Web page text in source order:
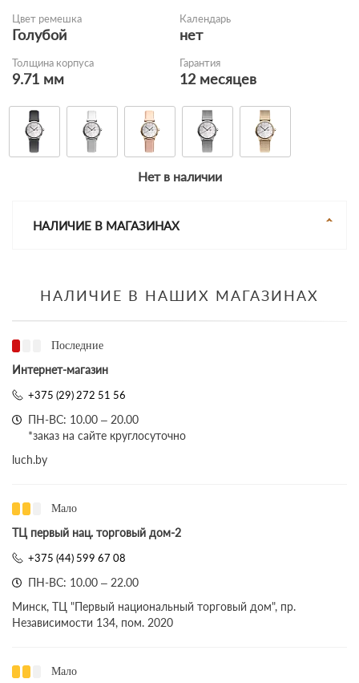
Цвет ремешка
Голубой
Календарь
нет
Толщина корпуса
9.71 мм
Гарантия
12 месяцев
Нет в наличии
НАЛИЧИЕ В МАГАЗИНАХ
НАЛИЧИЕ В НАШИХ МАГАЗИНАХ
Последние
Интернет-магазин
+375 (29) 272 51 56
ПН-ВС: 10.00 – 20.00
*заказ на сайте круглосуточно
luch.by
Мало
ТЦ первый нац. торговый дом-2
+375 (44) 599 67 08
ПН-ВС: 10.00 – 22.00
Минск, ТЦ "Первый национальный торговый дом", пр.
Независимости 134, пом. 2020
Мало